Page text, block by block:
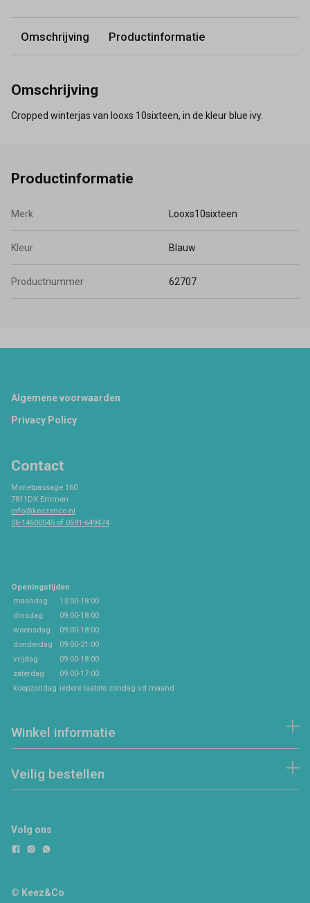
Omschrijving Productinformatie
Omschrijving
Cropped winterjas van looxs 10sixteen, in de kleur blue ivy.
Productinformatie
Merk Looxs10sixteen
Kleur Blauw
Productnummer 62707
Footer
Algemene voorwaarden
Privacy Policy
Contact
Monetpassage 160
7811DX Emmen
info@keezenco.nl
06-14600545 of 0591-649474
Openingstijden
maandag
13:00-18:00
dinsdag
09:00-18:00
woensdag
09:00-18:00
donderdag
09:00-21:00
vrijdag
09:00-18:00
zaterdag
09:00-17:00
koopzondag iedere laatste zondag vd maand
Winkel informatie
Veilig bestellen
Volg ons
© Keez&Co